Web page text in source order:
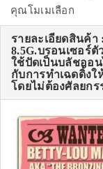
คุณโมเมเลือก
รายละเอียดสินค้
8.5G.บรอนเซอร์
ใช้ปัดเป็นบลัชออ
กับการทำเฉดดิ้งใ
โดยไม่ต้องศัลยก